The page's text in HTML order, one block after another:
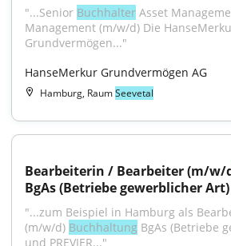
"...Senior Buchhalter Asset
Management (m/w/d) Die
Grundvermögen..."
HanseMerkur Grundvermögen AG
Hamburg, RaumSeevetal
Bearbeiterin / Bearbeiter (m/w/
BgAs (Betriebe gewerblicher Art)
"...zum Beispiel in Hamburg als
(m/w/d) Buchhaltung BgAs (Betriebe
und PREVIER..."